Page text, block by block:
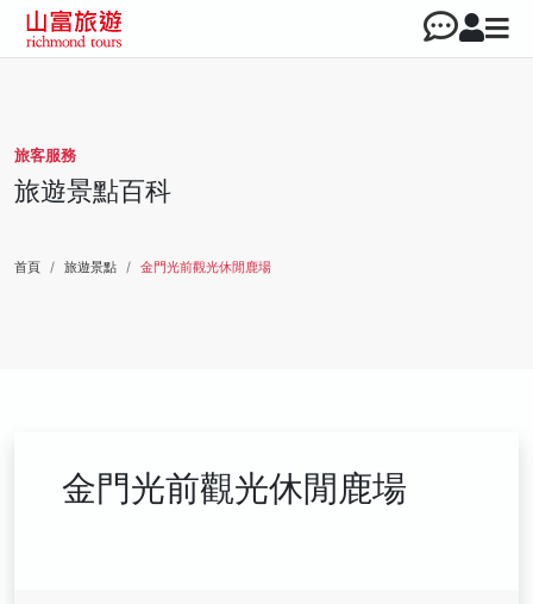
旅客服務
旅遊景點百科
首頁 旅遊景點 金門光前觀光休閒鹿場
金門光前觀光休閒鹿場